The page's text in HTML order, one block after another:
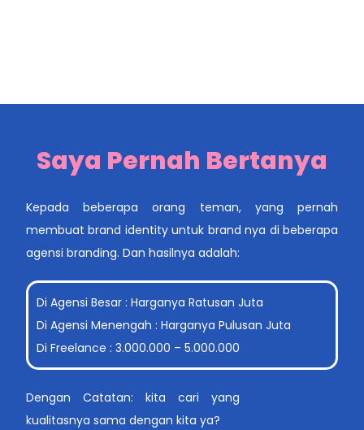
Saya Pernah Bertanya
Kepada beberapa orang teman, yang pernah
membuat brand identity untuk brand nya di beberapa
agensi branding. Dan hasilnya adalah:
Di Agensi Besar : Harganya Ratusan Juta
Di Agensi Menengah : Harganya Pulusan Juta
Di Freelance : 3.000.000 – 5.000.000
Dengan Catatan: kita cari yang
kualitasnya sama dengan kita ya?